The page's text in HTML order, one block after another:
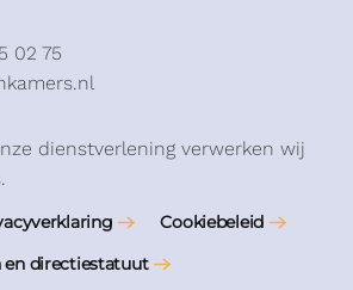
02 75
dienstverlening verwerken wij
Cookiebeleid
directiestatuut